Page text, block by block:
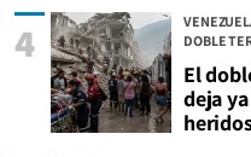
DOBLE
El
deja
4